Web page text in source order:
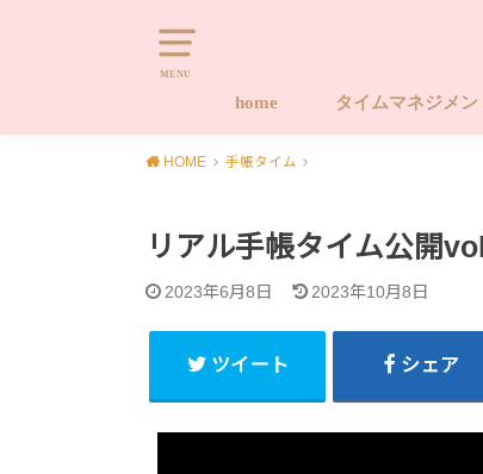
MENU
home タイムマネジメ
HOME 手帳タイム
リアル手帳タイム公開
2023年6月8日 2023年10月8日
ツイート シェア